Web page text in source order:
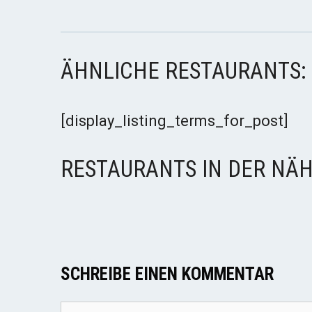
ÄHNLICHE RESTAURANTS:
[display_listing_terms_for_post]
RESTAURANTS IN DER
SCHREIBE EINEN KOMMENTAR